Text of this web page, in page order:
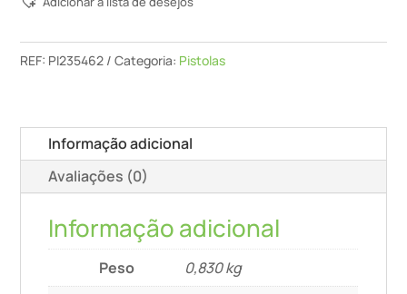
-
Pistolas
ar)
-
Pistola
Prata,
REF: PI235462 Categoria: Pistolas
Informação adicional
Avaliações (0)
Informação adicional
Peso
0,830 kg